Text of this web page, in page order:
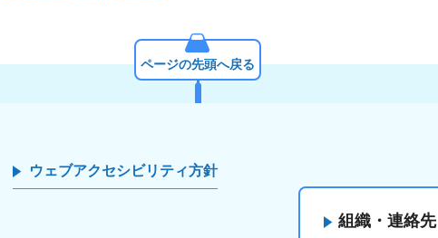
ページの先頭へ戻る
ウェブアクセシビリティ方針
組織・連絡先